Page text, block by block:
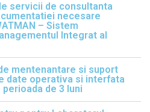
servicii de consultanta
necesare
– Sistem
Integrat al
mentenantare si suport
date operativa si interfata
de 3 luni